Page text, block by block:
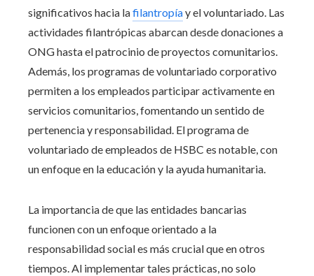
significativos hacia lafilantropíay el voluntariado. Las
actividades filantrópicas abarcan desde donaciones a
ONG hasta el patrocinio de proyectos comunitarios.
Además, los programas de voluntariado corporativo
permiten a los empleados participar activamente en
servicios comunitarios, fomentando un sentido de
pertenencia y responsabilidad. El programa de
voluntariado de empleados de HSBC es notable, con
un enfoque en la educación y la ayuda humanitaria.
La importancia de que las entidades bancarias
funcionen con un enfoque orientado a la
responsabilidad social es más crucial que en otros
tiempos. Al implementar tales prácticas, no solo